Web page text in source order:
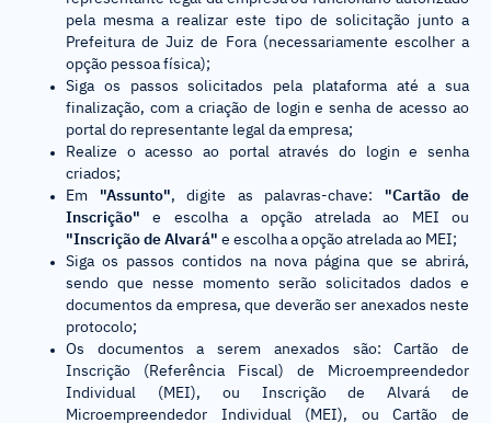
pela mesma a realizar este tipo de solicitação junto a
Prefeitura de Juiz de Fora (necessariamente escolher a
opção pessoa física);
Siga os passos solicitados pela plataforma até a sua
finalização, com a criação de login e senha de acesso ao
portal do representante legal da empresa;
Realize o acesso ao portal através do login e senha
criados;
Em
"Assunto", digite as palavras-chave:
"Cartão de
Inscrição" e escolha a opção atrelada ao MEI ou
"Inscrição de Alvará" e escolha a opção atrelada ao MEI;
Siga os passos contidos na nova página que se abrirá,
sendo que nesse momento serão solicitados dados e
documentos da empresa, que deverão ser anexados neste
protocolo;
Os documentos a serem anexados são: Cartão de
Inscrição (Referência Fiscal) de Microempreendedor
Individual (MEI), ou Inscrição de Alvará de
Microempreendedor Individual (MEI), ou Cartão de